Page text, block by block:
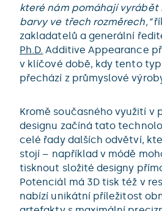
které nám pomáhají vyrábět
barvy ve třech rozměrech,“
zakladatelů a generální
Ph.D. Additive Appearance
v klíčové době, kdy tento
přechází z průmyslové
Kromě současného využití v
designu začíná tato
celé řady dalších odvětví,
stojí – například v módě
tisknout složité designy
Potenciál má 3D tisk též v
nabízí unikátní příležitost